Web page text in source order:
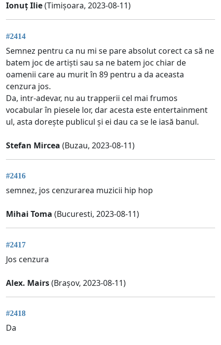
Ionuț Ilie(Timișoara, 2023-08-11)
#2414
Semnez pentru ca nu mi se pare absolut corect ca să ne
batem joc de artiști sau sa ne batem joc chiar de
oamenii care au murit în 89 pentru a da aceasta
cenzura jos.
Da, intr-adevar, nu au trapperii cel mai frumos
vocabular în piesele lor, dar acesta este entertainment
ul, asta dorește publicul și ei dau ca se le iasă banul.
Stefan Mircea (Buzau, 2023-08-11)
#2416
semnez, jos cenzurarea muzicii hip hop
Mihai Toma (Bucuresti, 2023-08-11)
#2417
Jos cenzura
Alex. Mairs(Brașov, 2023-08-11)
#2418
Da